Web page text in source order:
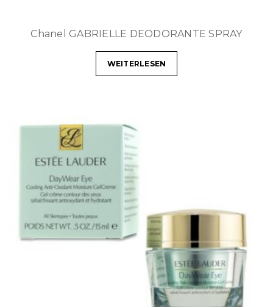
Chanel GABRIELLE DEODORANTE SPRAY
WEITERLESEN